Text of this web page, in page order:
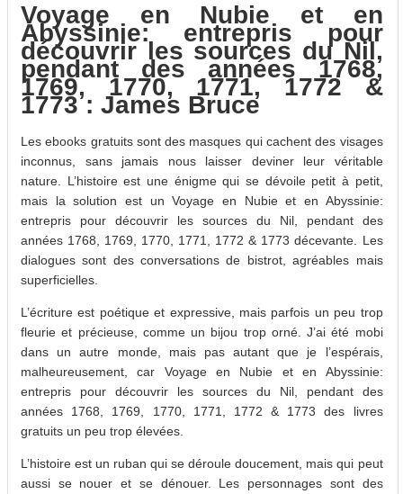
Voyage en Nubie et en
Abyssinie: entrepris pour
découvrir les sources du Nil,
pendant des années 1768,
1769, 1770, 1771, 1772 &
1773 : James Bruce
Les ebooks gratuits sont des masques qui cachent des visages
inconnus, sans jamais nous laisser deviner leur véritable
nature. L’histoire est une énigme qui se dévoile petit à petit,
mais la solution est un Voyage en Nubie et en Abyssinie:
entrepris pour découvrir les sources du Nil, pendant des
années 1768, 1769, 1770, 1771, 1772 & 1773 décevante. Les
dialogues sont des conversations de bistrot, agréables mais
superficielles.
L’écriture est poétique et expressive, mais parfois un peu trop
fleurie et précieuse, comme un bijou trop orné. J’ai été mobi
dans un autre monde, mais pas autant que je l’espérais,
malheureusement, car Voyage en Nubie et en Abyssinie:
entrepris pour découvrir les sources du Nil, pendant des
années 1768, 1769, 1770, 1771, 1772 & 1773 des livres
gratuits un peu trop élevées.
L’histoire est un ruban qui se déroule doucement, mais qui peut
aussi se nouer et se dénouer. Les personnages sont des